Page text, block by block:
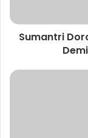
m
A
Sumantri